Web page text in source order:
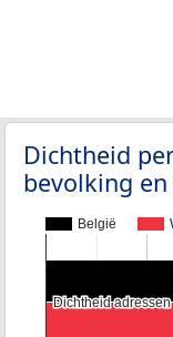
Dichtheid
bevolking
België
Dichtheid adressen
Dichtheid adressen